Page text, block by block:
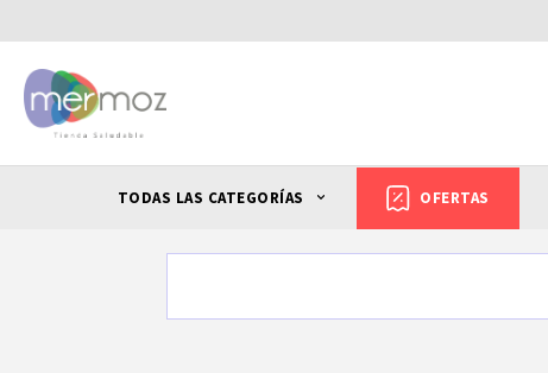
TODAS LAS CATEGORÍAS OFERTAS